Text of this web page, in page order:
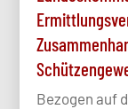
Bezogen auf